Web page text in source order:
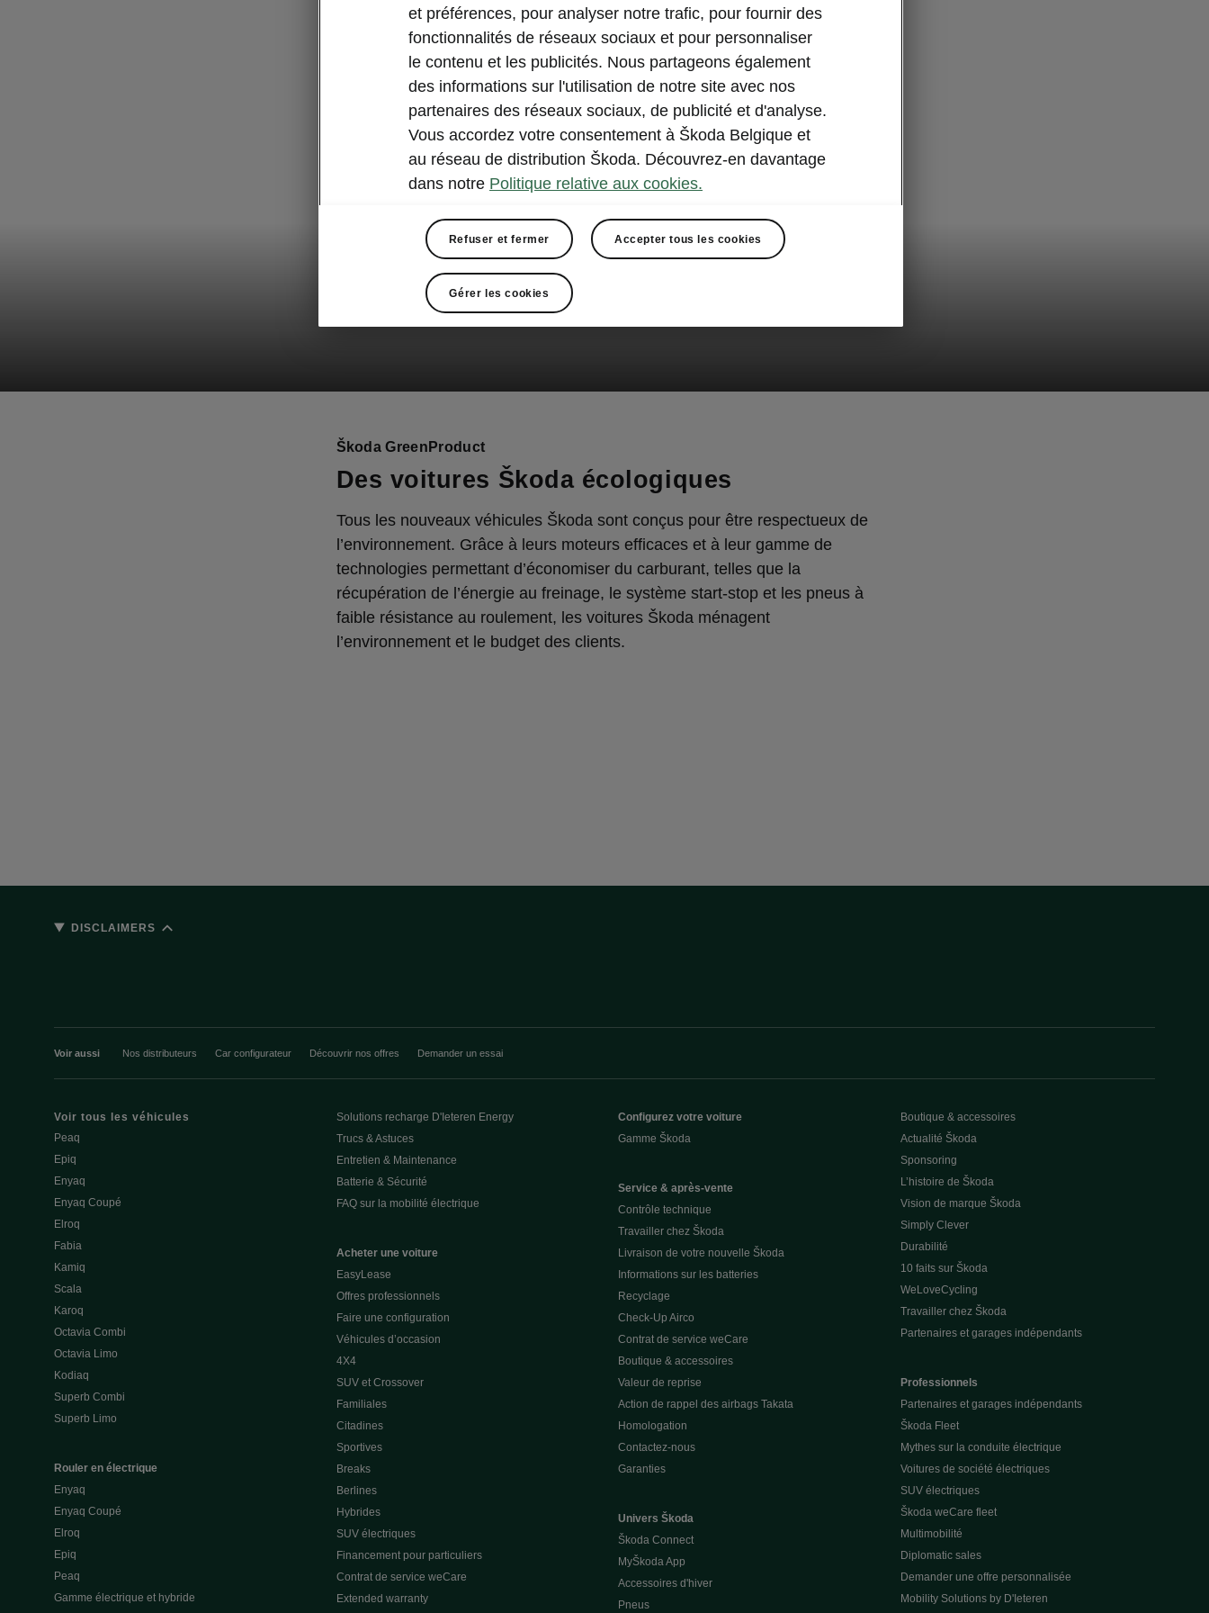
Škoda GreenProduct
Des voitures Škoda écologiques
Tous les nouveaux véhicules Škoda sont conçus pour être respectueux de
l’environnement. Grâce à leurs moteurs efficaces et à leur gamme de
technologies permettant d’économiser du carburant, telles que la
récupération de l’énergie au freinage, le système start-stop et les pneus à
faible résistance au roulement, les voitures Škoda ménagent
l’environnement et le budget des clients.
DISCLAIMERS
Voir aussi Nos distributeurs Car configurateur Découvrir nos offres Demander un essai
Voir tous les véhicules
Peaq
Epiq
Enyaq
Enyaq Coupé
Elroq
Fabia
Kamiq
Scala
Karoq
Octavia Combi
Octavia Limo
Kodiaq
Superb Combi
Superb Limo
Rouler en électrique
Enyaq
Enyaq Coupé
Elroq
Epiq
Peaq
Gamme électrique et hybride
Solutions recharge D'Ieteren Energy
Trucs & Astuces
Entretien & Maintenance
Batterie & Sécurité
FAQ sur la mobilité électrique
Acheter une voiture
EasyLease
Offres professionnels
Faire une configuration
Véhicules d’occasion
4X4
SUV et Crossover
Familiales
Citadines
Sportives
Breaks
Berlines
Hybrides
SUV électriques
Financement pour particuliers
Contrat de service weCare
Extended warranty
Configurez votre voiture
Gamme Škoda
Service & après-vente
Contrôle technique
Travailler chez Škoda
Livraison de votre nouvelle Škoda
Informations sur les batteries
Recyclage
Check-Up Airco
Contrat de service weCare
Boutique & accessoires
Valeur de reprise
Action de rappel des airbags Takata
Homologation
Contactez-nous
Garanties
Univers Škoda
Škoda Connect
MyŠkoda App
Accessoires d'hiver
Pneus
Boutique & accessoires
Actualité Škoda
Sponsoring
L’histoire de Škoda
Vision de marque Škoda
Simply Clever
Durabilité
10 faits sur Škoda
WeLoveCycling
Travailler chez Škoda
Partenaires et garages indépendants
Professionnels
Partenaires et garages indépendants
Škoda Fleet
Mythes sur la conduite électrique
Voitures de société électriques
SUV électriques
Škoda weCare fleet
Multimobilité
Diplomatic sales
Demander une offre personnalisée
Mobility Solutions by D'Ieteren
et préférences, pour analyser notre trafic, pour fournir des
fonctionnalités de réseaux sociaux et pour personnaliser
le contenu et les publicités. Nous partageons également
des informations sur l'utilisation de notre site avec nos
partenaires des réseaux sociaux, de publicité et d'analyse.
Vous accordez votre consentement à Škoda Belgique et
au réseau de distribution Škoda. Découvrez-en davantage
dans notre Politique relative aux cookies.
Refuser et fermer Accepter tous les cookies
Gérer les cookies